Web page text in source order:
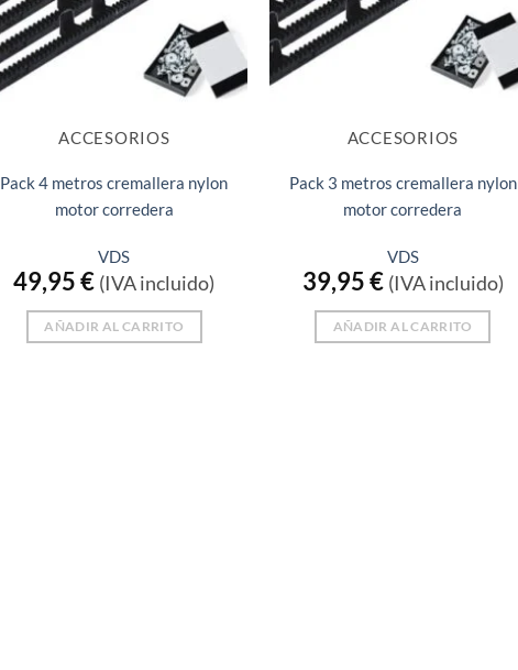
ACCESORIOS
Pack 4 metros cremallera nylon
motor corredera
VDS
49,95€ (IVA incluido)
AÑADIR AL CARRITO
ACCESORIOS
Pack 3 metros cremallera nylon
motor corredera
VDS
39,95€ (IVA incluido)
AÑADIR AL CARRITO